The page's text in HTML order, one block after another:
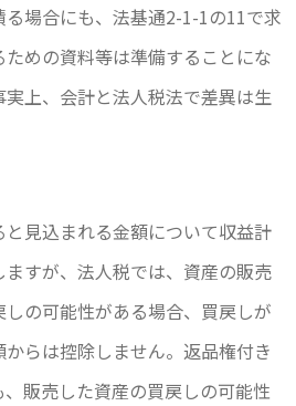
場合にも、法基通2-1-1の11で求
めの資料等は準備することにな
上、会計と法人税法で差異は生
見込まれる金額について収益計
すが、法人税では、資産の販売
の可能性がある場合、買戻しが
らは控除しません。返品権付き
販売した資産の買戻しの可能性